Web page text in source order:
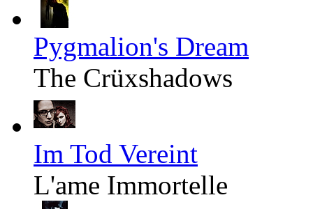
Pygmalion's Dream
The Crüxshadows
Im Tod Vereint
L'ame Immortelle